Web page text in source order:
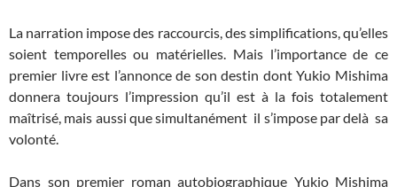
La narration impose des raccourcis, des simplifications, qu’elles
soient temporelles ou matérielles. Mais l’importance de ce
premier livre est l’annonce de son destin dont Yukio Mishima
donnera toujours l’impression qu’il est à la fois totalement
maîtrisé, mais aussi que simultanément il s’impose par delà sa
volonté.
Dans son premier roman autobiographique Yukio Mishima